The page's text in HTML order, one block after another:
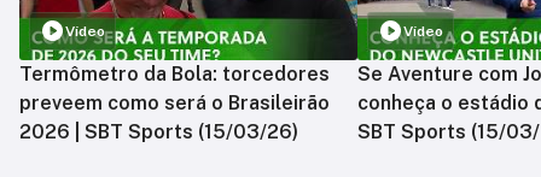
Vídeo
Termômetro da Bola: torcedores
preveem como será o Brasileirão
2026 | SBT Sports (15/03/26)
Vídeo
Se Aventure com
conheça o estádio
SBT Sports (15/